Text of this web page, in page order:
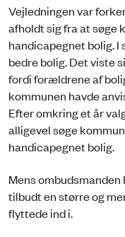
Vejledningen var
afholdt sig fra at søge
handicapegnet bolig. I
bedre bolig. Det viste
fordi forældrene af
kommunen havde
Efter omkring et år
alligevel søge
handicapegnet bolig.
Mens
tilbudt en større og
flyttede ind i.